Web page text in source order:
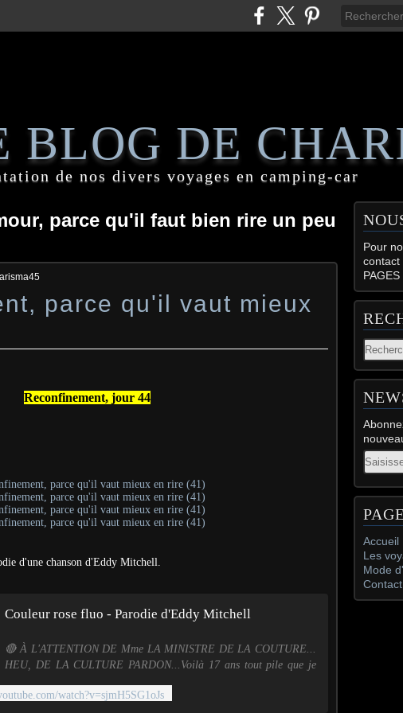
BLOG DE
de nos divers voyages en camping-car
parce qu'il faut bien rire un peu
parce qu'il vaut mieux
Reconfinement, jour 44
d'une chanson d'Eddy Mitchell.
Couleur rose fluo - Parodie d'Eddy Mitchell
🔴 À L'ATTENTION DE Mme LA MINISTRE DE LA COUTURE...
HEU, DE LA CULTURE PARDON...Voilà 17 ans tout pile que je
watch?v=sjmH5SG1oJs
Pour
contact
PAGES
Email
Accueil
Les
Mode
Contact